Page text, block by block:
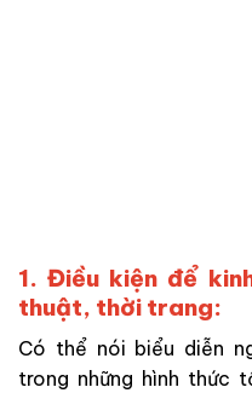
1. Điều kiện để
thuật, thời trang:
Có thể nói biểu diễn
trong những hình thức